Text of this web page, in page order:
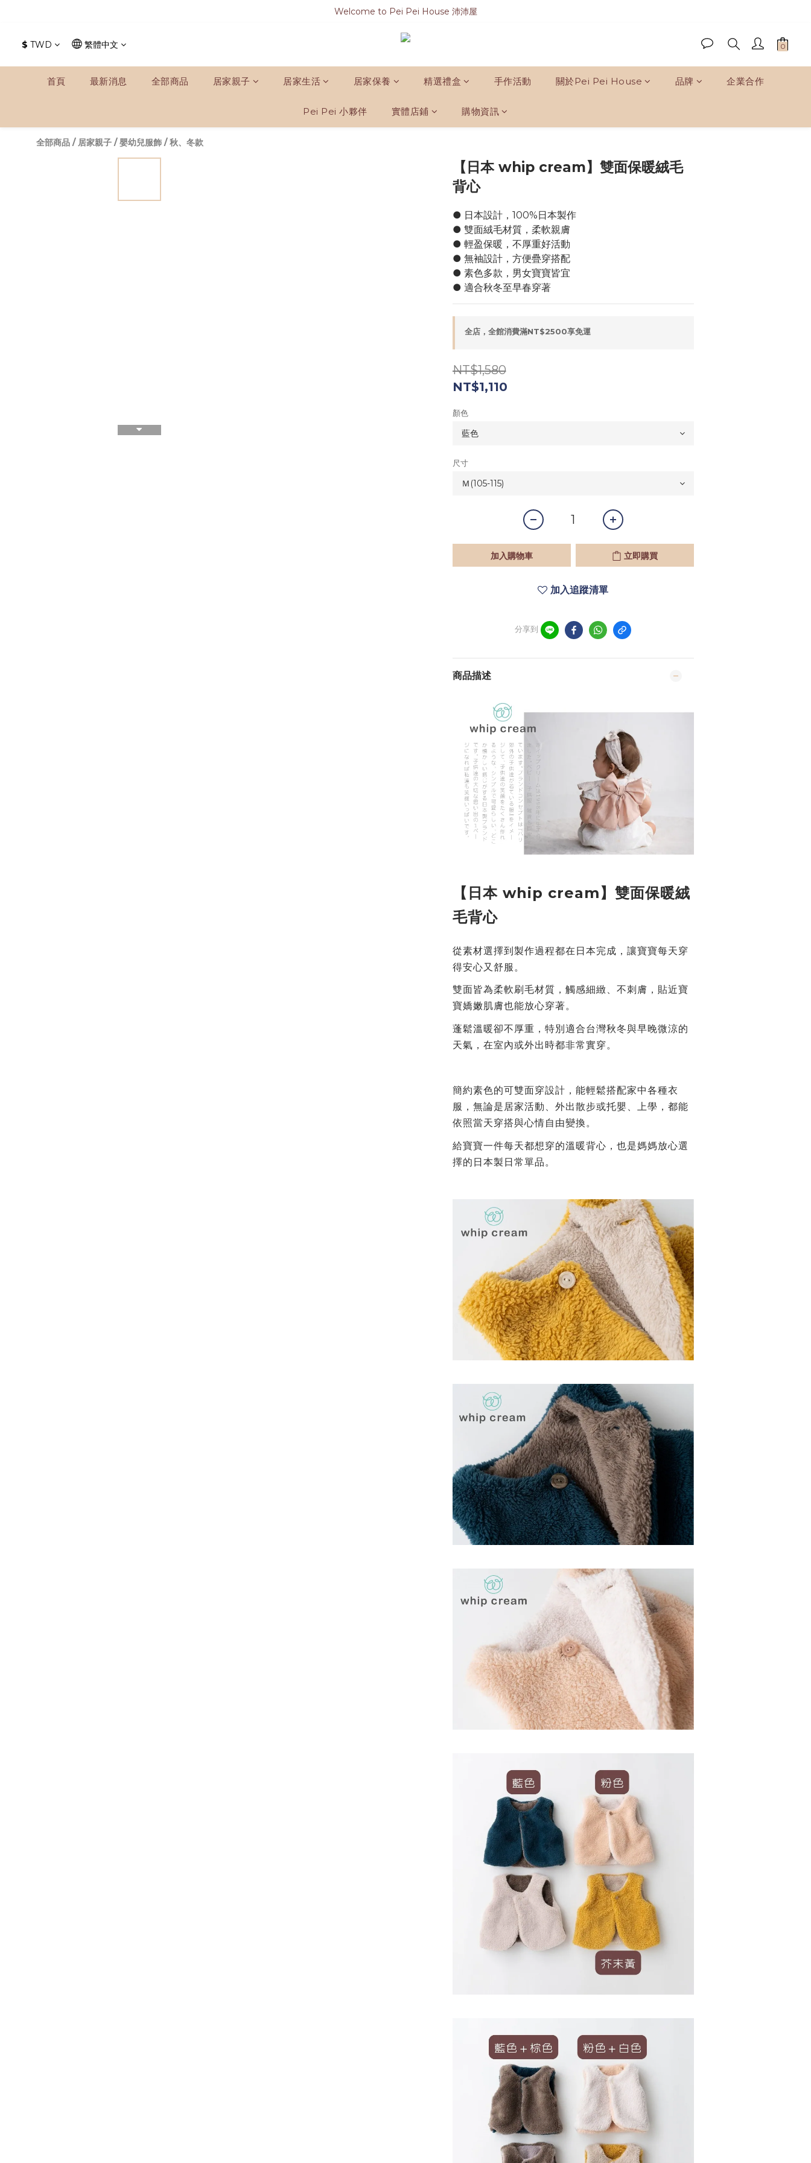
Welcome to Pei Pei House 沛沛屋
$ TWD 繁體中文
首頁 最新消息 全部商品 居家親子 居家生活 居家保養 精選禮盒 手作活動 關於Pei Pei House 品牌 企業合作
Pei Pei 小夥伴 實體店鋪 購物資訊
全部商品 / 居家親子 /嬰幼兒服飾 /秋、冬款
【日本 whip cream】雙面保暖絨毛
背心
● 日本設計，100%日本製作
● 雙面絨毛材質，柔軟親膚
● 輕盈保暖，不厚重好活動
● 無袖設計，方便疊穿搭配
● 素色多款，男女寶寶皆宜
● 適合秋冬至早春穿著
全店，全館消費滿NT$2500享免運
NT$1,580
NT$1,110
顏色
尺寸
加入購物車 立即購買
加入追蹤清單
分享到
商品描述
【日本 whip cream】雙面保暖絨
毛背心
從素材選擇到製作過程都在日本完成，讓寶寶每天穿
得安心又舒服。
雙面皆為柔軟刷毛材質，觸感細緻、不刺膚，貼近寶
寶嬌嫩肌膚也能放心穿著。
蓬鬆溫暖卻不厚重，特別適合台灣秋冬與早晚微涼的
天氣，在室內或外出時都非常實穿。
簡約素色的可雙面穿設計，能輕鬆搭配家中各種衣
服， 無論是居家活動、外出散步或托嬰、上學，都能
依照當天穿搭與心情自由變換。
給寶寶一件每天都想穿的溫暖背心，也是媽媽放心選
擇的日本製日常單品。